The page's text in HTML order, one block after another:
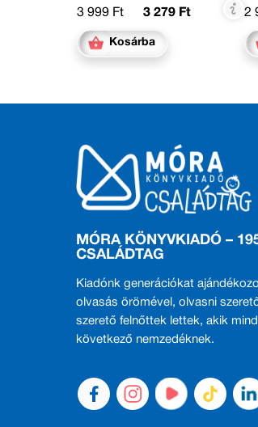
3 999 Ft
3 279 Ft
Kosárba
2
MÓRA KÖNYVKIADÓ –
CSALÁDTAG
Kiadónk generációkat
olvasás örömével, olvasni
szerető felnőttek lettek, akik
következő nemzedéknek.